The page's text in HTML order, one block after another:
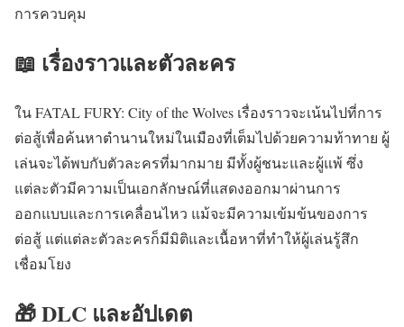
การควบคุม
📖 เรื่องราวและตัวละคร
ใน FATAL FURY: City of the Wolves เรื่องราวจะเน้นไปที่การ
ต่อสู้เพื่อค้นหาตำนานใหม่ในเมืองที่เต็มไปด้วยความท้าทาย ผู้
เล่นจะได้พบกับตัวละครที่มากมาย มีทั้งผู้ชนะและผู้แพ้ ซึ่ง
แต่ละตัวมีความเป็นเอกลักษณ์ที่แสดงออกมาผ่านการ
ออกแบบและการเคลื่อนไหว แม้จะมีความเข้มข้นของการ
ต่อสู้ แต่แต่ละตัวละครก็มีมิติและเนื้อหาที่ทำให้ผู้เล่นรู้สึก
เชื่อมโยง
🎁 DLC และอัปเดต